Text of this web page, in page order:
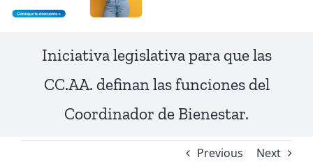
Iniciativa legislativa para que las
CC.AA. definan las funciones del
Coordinador de Bienestar.
Previous Next